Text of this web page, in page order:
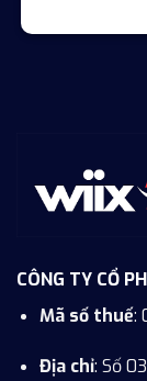
CÔNG TY CỔ
Mã số thuế:
Địa chỉ: Số